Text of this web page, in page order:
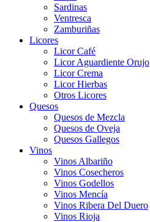
Sardinas
Ventresca
Zamburiñas
Licores
Licor Café
Licor Aguardiente Orujo
Licor Crema
Licor Hierbas
Otros Licores
Quesos
Quesos de Mezcla
Quesos de Oveja
Quesos Gallegos
Vinos
Vinos Albariño
Vinos Cosecheros
Vinos Godellos
Vinos Mencía
Vinos Ribera Del Duero
Vinos Rioja